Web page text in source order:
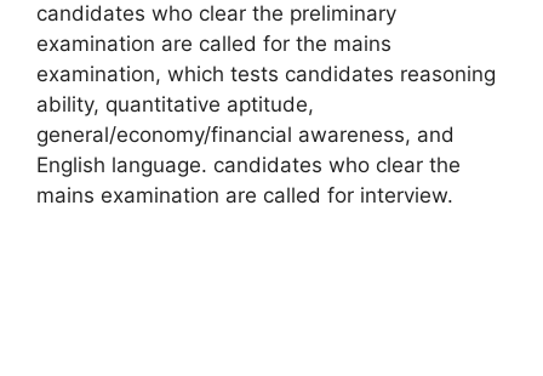
candidates who clear the preliminary
examination are called for the mains
examination, which tests candidates reasoning
ability, quantitative aptitude,
general/economy/financial awareness, and
English language. candidates who clear the
mains examination are called for interview.